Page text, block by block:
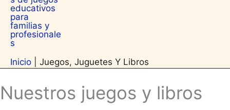
Inicio Juegos, Juguetes Y Libros
Nuestros juegos y libros